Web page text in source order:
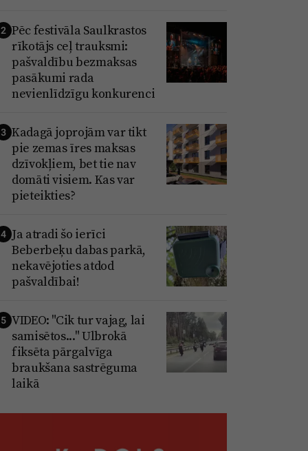
2 Pēc festivāla Saulkrastos
rīkotājs ceļ trauksmi:
pašvaldību bezmaksas
pasākumi rada
nevienlīdzīgu konkurenci
3 Kadagā joprojām var tikt
pie zemas īres maksas
dzīvokļiem, bet tie nav
domāti visiem. Kas var
pieteikties?
4 Ja atradi šo ierīci
Beberbeķu dabas parkā,
nekavējoties atdod
pašvaldībai!
5 VIDEO: "Cik tur vajag, lai
samisētos..." Ulbrokā
fiksēta pārgalvīga
braukšana sastrēguma
laikā